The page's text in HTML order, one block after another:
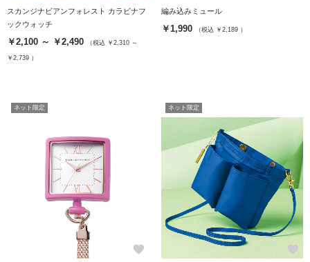
スカンジナビアンフォレスト カラビナフ
ックウォッチ
￥2,100 ～ ￥2,490 （税込 ￥2,310 ～
￥2,739 ）
編み込みミュール
￥1,990 （税込 ￥2,189 ）
ネット限定
favorite
ネット限定
favorite